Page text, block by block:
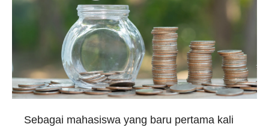
Sebagai mahasiswa yang baru pertama kali